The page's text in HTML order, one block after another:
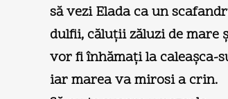
să vezi Elada ca un
dulfii, căluţii zăluzi de mare
vor fi înhămaţi la caleaşca-
iar marea va mirosi a crin.